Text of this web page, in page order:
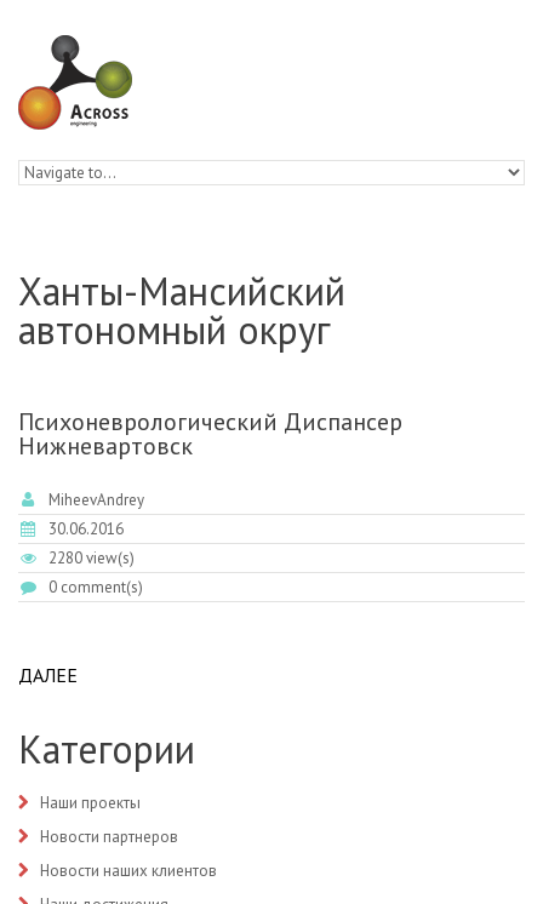
Ханты-Мансийский
автономный округ
Психоневрологический Диспансер
Нижневартовск
MiheevAndrey
30.06.2016
2280 view(s)
0 comment(s)
ДАЛЕЕ
Категории
Наши проекты
Новости партнеров
Новости наших клиентов